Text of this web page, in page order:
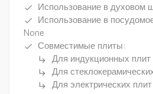
done Использование в духовом
done
Использование в
None
done Совместимые плиты:
subdirectory_arrow_right Для индукционных плит
subdirectory_arrow_right Для
subdirectory_arrow_right Для электрических